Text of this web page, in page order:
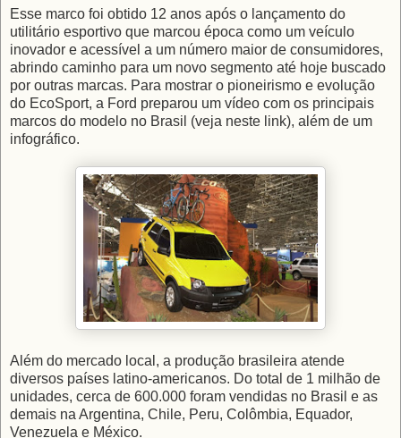
Esse marco foi obtido 12 anos após o lançamento do
utilitário esportivo que marcou época como um veículo
inovador e acessível a um número maior de consumidores,
abrindo caminho para um novo segmento até hoje buscado
por outras marcas. Para mostrar o pioneirismo e evolução
do EcoSport, a Ford preparou um vídeo com os principais
marcos do modelo no Brasil (veja neste link), além de um
infográfico.
Além do mercado local, a produção brasileira atende
diversos países latino-americanos. Do total de 1 milhão de
unidades, cerca de 600.000 foram vendidas no Brasil e as
demais na Argentina, Chile, Peru, Colômbia, Equador,
Venezuela e México.